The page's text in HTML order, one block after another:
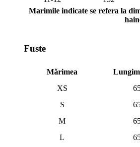
Marimile indicate se refera la
Fuste
Mărimea
XS
S
M
L